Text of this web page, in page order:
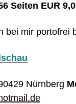
Seiten EUR
bei mir portofrei
Nürnberg